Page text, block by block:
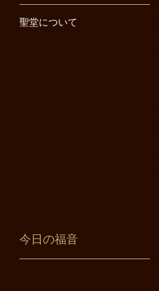
聖堂について
今日の福音